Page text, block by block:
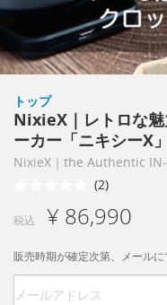
トップ
NixieX｜レトロな
ーカー「ニキシーX」
NixieX｜the Authentic
(2)
税込 ¥ 86,990
販売時期が確定次第、メールに